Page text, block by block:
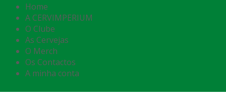
Home
A CERVIMPERIUM
O Clube
As Cervejas
O Merch
Os Contactos
A minha conta